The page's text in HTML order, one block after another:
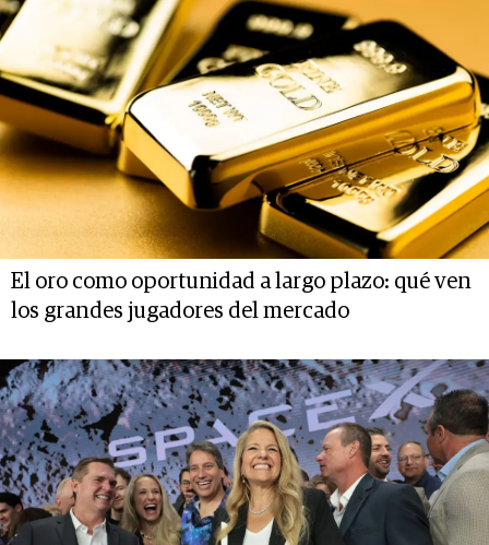
El oro como oportunidad a largo plazo: qué ven
los grandes jugadores del mercado